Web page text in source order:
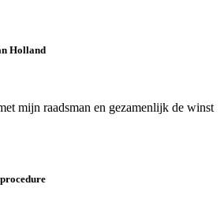
Holland
mijn raadsman en gezamenlijk de winst